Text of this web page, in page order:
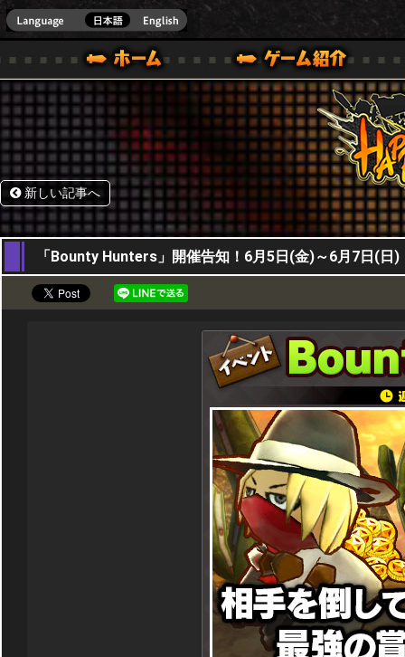
ONE VER.]
ガイド
ル｜HAPPY WARS(ハッピーウォーズ)公式サイト [ XBOX 360,XBOX ONE VER.]
サポート | HAPPY WARS(ハッピーウォーズ)公式サイ
新しい記事へ
04,06,2026
「Bounty Hunters」開催告知！6月5日(金)～6月7日(日)